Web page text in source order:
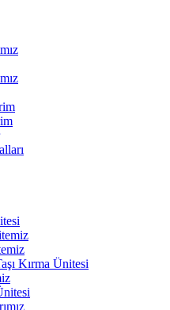
Kırma Ünitesi